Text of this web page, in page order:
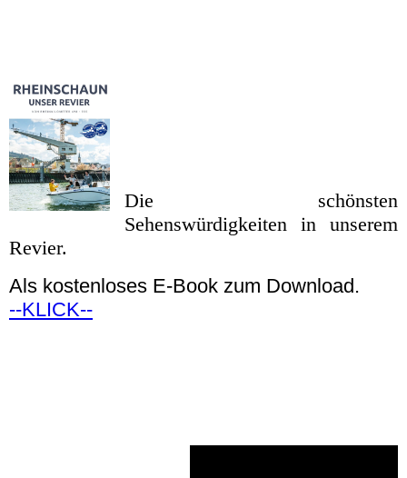
Die schönsten
Sehenswürdigkeiten in unserem
Revier.
Als kostenloses E-Book zum Download.
--KLICK--